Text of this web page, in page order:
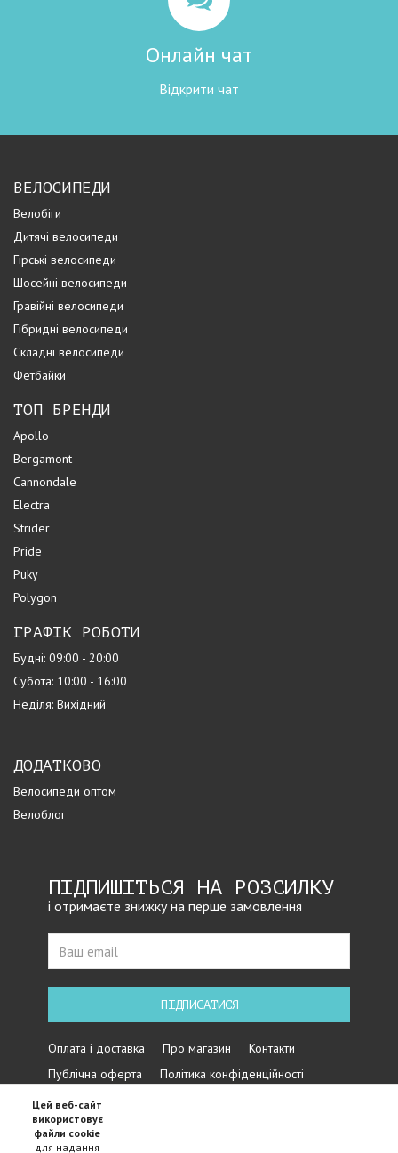
Онлайн чат
Відкрити чат
ВЕЛОСИПЕДИ
Велобіги
Дитячі велосипеди
Гірські велосипеди
Шосейні велосипеди
Гравійні велосипеди
Гібридні велосипеди
Складні велосипеди
Фетбайки
ТОП БРЕНДИ
Apollo
Bergamont
Cannondale
Electra
Strider
Pride
Puky
Polygon
ГРАФІК РОБОТИ
Будні: 09:00 - 20:00
Субота: 10:00 - 16:00
Неділя: Вихідний
ДОДАТКОВО
Велосипеди оптом
Велоблог
ПІДПИШІТЬСЯ НА РОЗСИЛКУ
і отримаєте знижку на перше замовлення
ПІДПИСАТИСЯ
Оплата і доставка Про магазин
Контакти
Публічна оферта
Політика конфіденційності
Цей веб-сайт
використовує
файли cookie
для надання